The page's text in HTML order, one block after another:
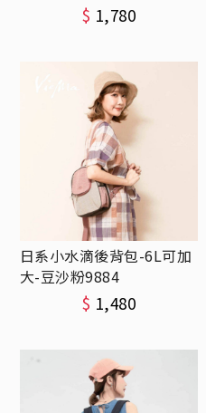
$ 1,780
日系小水滴後背包-6L可加
大-豆沙粉9884
$ 1,480